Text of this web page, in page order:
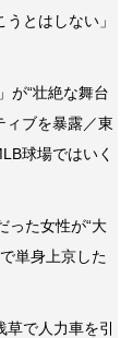
とはしない」
が“壮絶な舞台
ィブを暴露／東
球場ではいく
った女性が“大
単身上京した
草で人力車を引